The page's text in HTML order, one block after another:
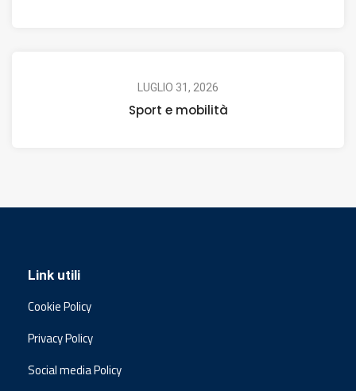
LUGLIO 31, 2026
Sport e mobilità
Link utili
Cookie Policy
Privacy Policy
Social media Policy